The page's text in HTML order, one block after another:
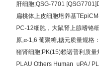
肝细胞;QSG-7701
扁桃体上皮细胞培养基
PC-12细胞，大鼠肾上腺嗜铬
原,α-1,6 葡聚糖,糖元质量规格
猪肾细胞;PK(15)赖诺普利质量
PLAU Others Human uPA /